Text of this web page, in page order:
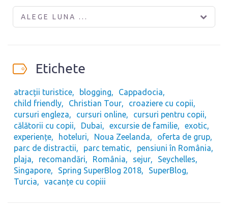
ALEGE LUNA ...
Etichete
atracții turistice blogging
Cappadocia
child friendly
Christian Tour
croaziere cu copii
cursuri engleza
cursuri online
cursuri pentru copii
călătorii cu copii
Dubai excursie de familie
exotic
experiențe
hoteluri Noua Zeelanda
oferta de grup
parc de distractii
parc tematic
pensiuni în România
plaja
recomandări România sejur
Seychelles
Singapore
Spring SuperBlog 2018
SuperBlog
Turcia
vacanțe cu copiii